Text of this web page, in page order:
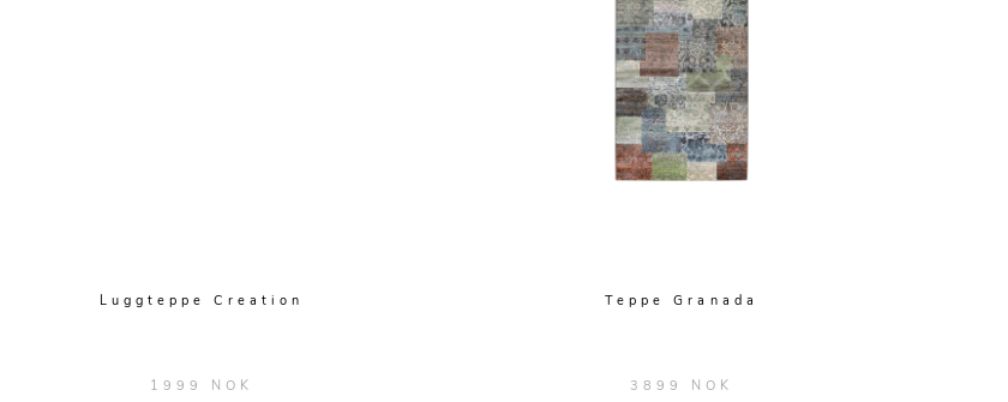
Luggteppe Creation
1999 NOK
Teppe Granada
3899 NOK